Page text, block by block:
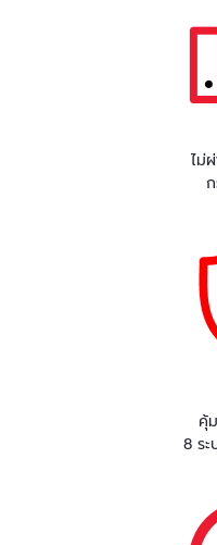
ไม่
คุ้
8 ระ